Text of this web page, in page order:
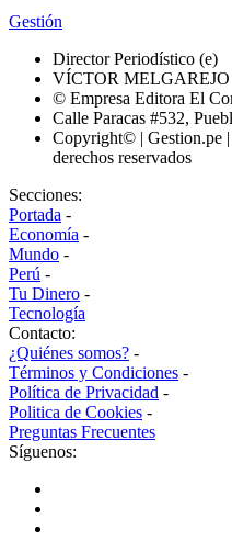
Gestión
Director Periodístico (e)
VÍCTOR MELGAREJO
© Empresa Editora El
Calle Paracas #532,
Copyright© | Gestion.pe
derechos reservados
Secciones:
Portada -
Economía -
Mundo -
Perú -
Tu Dinero -
Tecnología
Contacto:
¿Quiénes somos? -
Términos y Condiciones -
Política de Privacidad -
Politica de Cookies -
Preguntas Frecuentes
Síguenos: